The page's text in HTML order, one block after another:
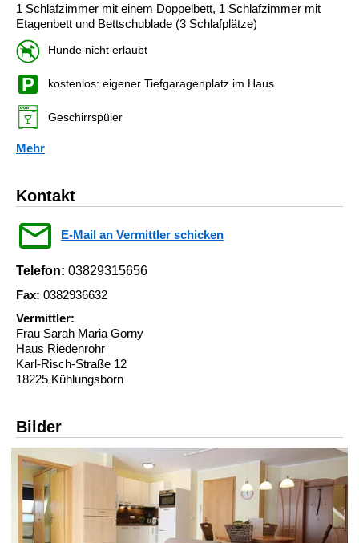
1 Schlafzimmer mit einem Doppelbett, 1 Schlafzimmer mit
Etagenbett und Bettschublade (3 Schlafplätze)
Hunde nicht erlaubt
kostenlos: eigener Tiefgaragenplatz im Haus
Geschirrspüler
Mehr
Kontakt
E-Mail an Vermittler schicken
Telefon: 03829315656
Fax: 0382936632
Vermittler:
Frau Sarah Maria Gorny
Haus Riedenrohr
Karl-Risch-Straße 12
18225 Kühlungsborn
Bilder